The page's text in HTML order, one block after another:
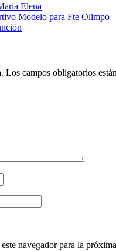
Elena
Modelo para Fte Olimpo
Los campos obligatorios
navegador para la